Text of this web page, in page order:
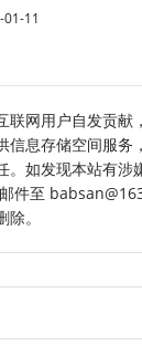
11
联网用户自发贡献
信息存储空间服务
。如发现本站有涉
件至
。